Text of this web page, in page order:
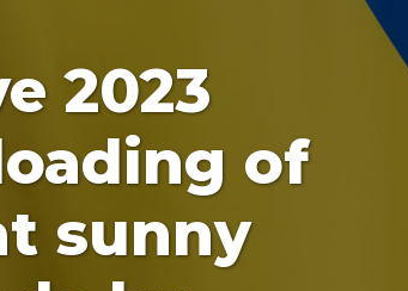
2023
of
sunny